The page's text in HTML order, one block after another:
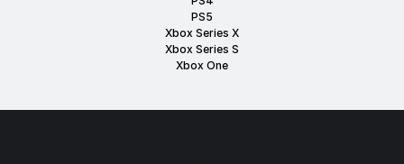
PS5
Xbox Series X
Xbox Series S
Xbox One